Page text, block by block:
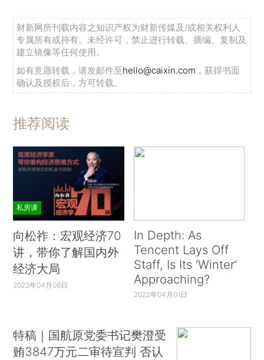
财新网所刊载内容之知识产权为财新传媒及/或相关权利人
专属所有或持有。未经许可，禁止进行转载、摘编、复制及
建立镜像等任何使用。
如有意愿转载，请发邮件至hello@caixin.com ，获得书面
确认及授权后，方可转载。
推荐阅读
私房课
向松祚：宏观经济70
讲，带你了解国内外
经济大局
2022年04月06日
In Depth: As
Tencent Lays Off
Staff, Is Its ‘Winter’
Approaching?
2022年04月01日
特稿｜国航原党委书记樊澄受
贿3847万元二审待宣判 否认